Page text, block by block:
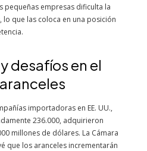
pequeñas empresas dificulta la
que las coloca en una posición
desafíos en el
importadoras en EE. UU.,
236.000, adquirieron
millones de dólares. La Cámara
que los aranceles incrementarán